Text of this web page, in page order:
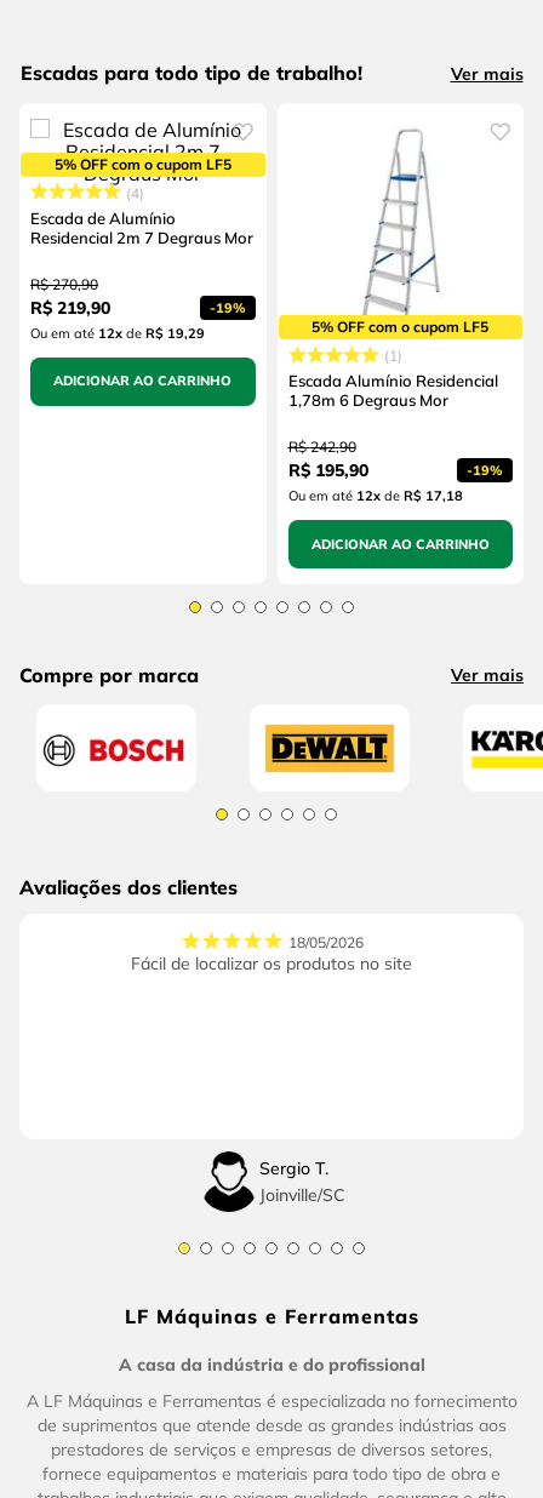
Escadas para todo tipo de trabalho! Ver mais
5% OFF com o cupom LF5
4
Escada de Alumínio
Residencial 2m 7 Degraus Mor
R$ 270,90
R$ 219,90 -19%
Ou em até 12x de R$ 19,29
ADICIONAR AO CARRINHO
5% OFF com o cupom LF5
1
Escada Alumínio Residencial
1,78m 6 Degraus Mor
R$ 242,90
R$ 195,90 -19%
Ou em até 12xde R$ 17,18
ADICIONAR AO CARRINHO
Compre por marca Ver mais
Avaliações dos clientes
18/05/2026
Fácil de localizar os produtos no site
Sergio T.
Joinville/SC
LF Máquinas e Ferramentas
A casa da indústria e do profissional
A LF Máquinas e Ferramentas é especializada no fornecimento
de suprimentos que atende desde as grandes indústrias aos
prestadores de serviços e empresas de diversos setores,
fornece equipamentos e materiais para todo tipo de obra e